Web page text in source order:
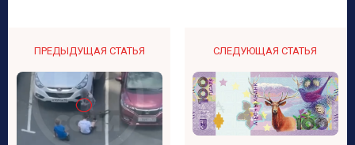
ПРЕДЫДУЩАЯ СТАТЬЯ СЛЕДУЮЩАЯ СТАТЬЯ